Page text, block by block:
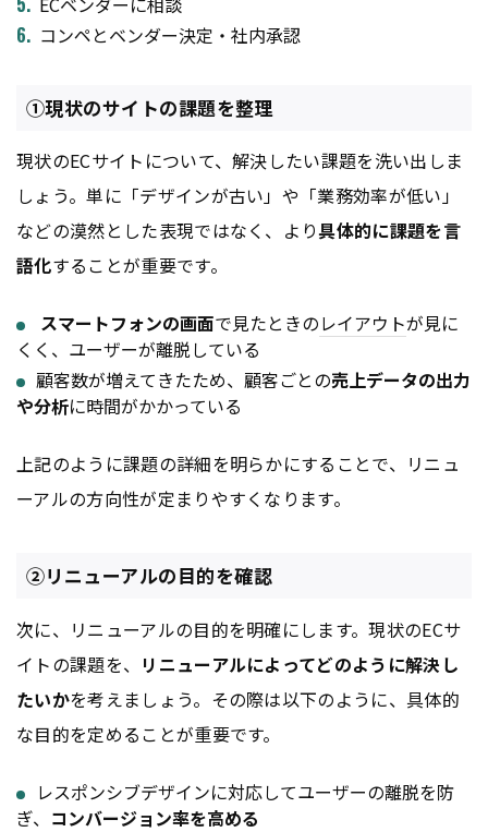
コンペとベンダー決定・社内承認
①現状のサイトの課題を整理
現状のECサイトについて、解決したい課題を洗い出しま
しょう。単に「デザインが古い」や「業務効率が低い」
などの漠然とした表現ではなく、より具体的に課題を言
語化することが重要です。
スマートフォンの画面で見たときのレイアウトが見に
くく、ユーザーが離脱している
顧客数が増えてきたため、顧客ごとの売上データの出力
や分析に時間がかかっている
上記のように課題の詳細を明らかにすることで、リニュ
ーアルの方向性が定まりやすくなります。
②リニューアルの目的を確認
次に、リニューアルの目的を明確にします。現状のECサ
イトの課題を、 リニューアルによってどのように解決し
たいかを考えましょう。その際は以下のように、具体的
な目的を定めることが重要です。
レスポンシブデザインに対応してユーザーの離脱を防
ぎ、 コンバージョン率を高める